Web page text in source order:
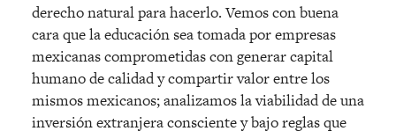
derecho natural para hacerlo. Vemos con buena
cara que la educación sea tomada por empresas
mexicanas comprometidas con generar capital
humano de calidad y compartir valor entre los
mismos mexicanos; analizamos la viabilidad de una
inversión extranjera consciente y bajo reglas que